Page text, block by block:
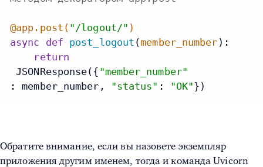
@app.post( "/logout/" )
async
def post_logout (member_number ):
return
JSONResponse({ "member_number"
: member_number,
"status" : "OK"})
Обратите внимание, если вы назовете экземпляр
приложения другим именем, тогда и команда Uvicorn